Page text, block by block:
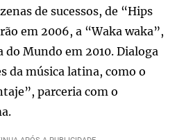
de sucessos, de “Hips
em 2006, a “Waka waka”,
do Mundo em 2010. Dialoga
da música latina, como o
parceria com o